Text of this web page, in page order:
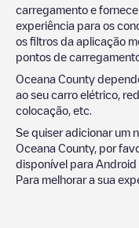
carregamento e
experiência para os
os filtros da aplicação
pontos de
Oceana County
ao seu carro elétrico,
colocação, etc.
Se quiser adicionar um
Oceana County, por
disponível para
Para melhorar a sua